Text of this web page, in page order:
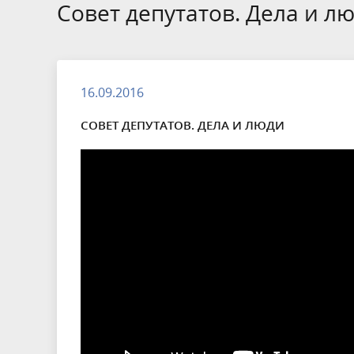
Совет депутатов. Дела и
16.09.2016
СОВЕТ ДЕПУТАТОВ. ДЕЛА И ЛЮДИ